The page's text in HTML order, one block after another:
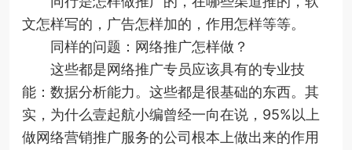
文怎样写的，广告怎样加的，作用怎样等等。
同样的问题：网络推广怎样做？
这些都是网络推广专员应该具有的专业技
能：数据分析能力。这些都是很基础的东西。其
实，为什么壹起航小编曾经一向在说，95%以上
做网络营销推广服务的公司根本上做出来的作用